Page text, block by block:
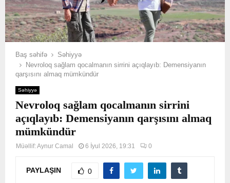
Baş səhifə
Səhiyyə
Nevroloq sağlam qocalmanın sirrini açıqlayıb: Demensiyanın
qarşısını almaq mümkündür
Səhiyyə
Nevroloq sağlam qocalmanın sirrini
açıqlayıb: Demensiyanın qarşısını almaq
mümkündür
Müəllif:Aynur Camal 6 İyul 2026, 19:31 0
PAYLAŞIN 0